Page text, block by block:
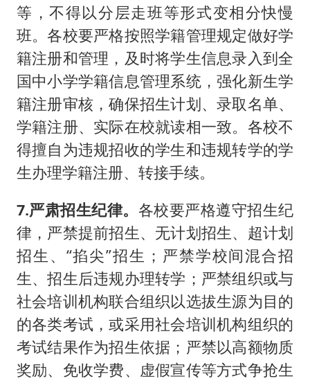
等，不得以分层走班等形式变相分快慢
班。各校要严格按照学籍管理规定做好学
籍注册和管理，及时将学生信息录入到全
国中小学学籍信息管理系统，强化新生学
籍注册审核，确保招生计划、录取名单、
学籍注册、实际在校就读相一致。各校不
得擅自为违规招收的学生和违规转学的学
生办理学籍注册、转接手续。
7.严肃招生纪律。 各校要严格遵守招生纪
律，严禁提前招生、无计划招生、超计划
招生、“掐尖”招生；严禁学校间混合招
生、招生后违规办理转学；严禁组织或与
社会培训机构联合组织以选拔生源为目的
的各类考试，或采用社会培训机构组织的
考试结果作为招生依据；严禁以高额物质
奖励、免收学费、虚假宣传等方式争抢生